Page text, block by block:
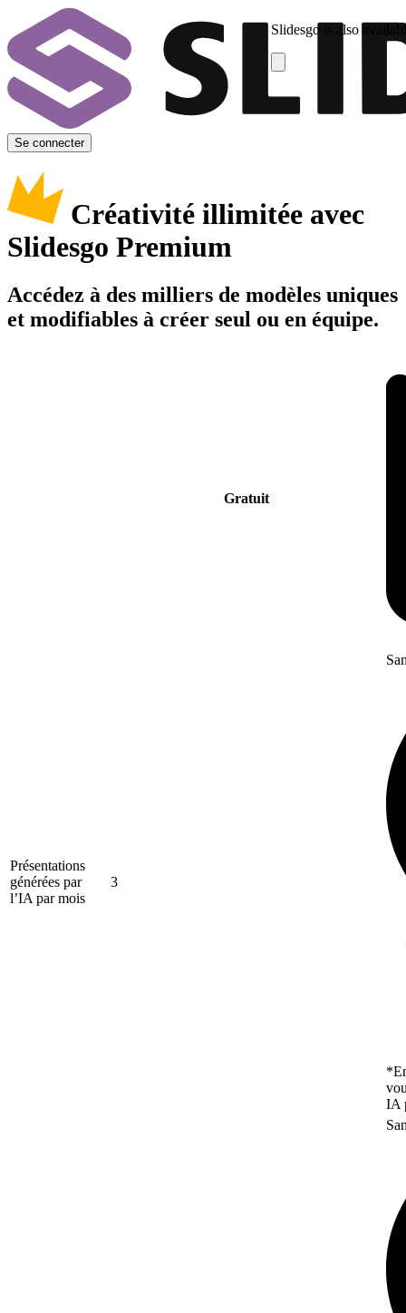
Slidesgo is also
Se connecter
Créativité illimitée avec
Slidesgo Premium
Accédez à des milliers de modèles uniques
et modifiables à créer seul ou en équipe.
Gratuit
Présentations
générées par
l’IA par mois
3
IA